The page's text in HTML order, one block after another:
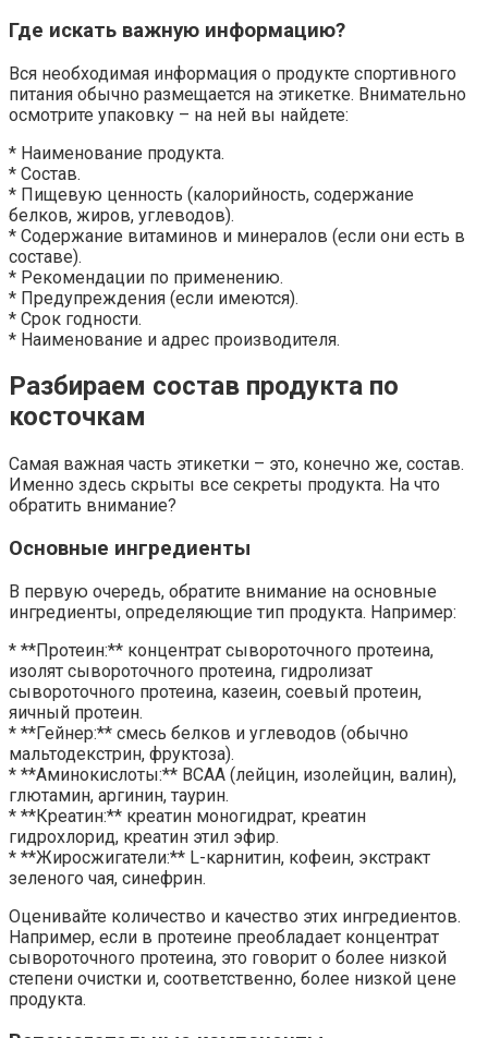
Где искать важную информацию?
Вся необходимая информация о продукте спортивного
питания обычно размещается на этикетке. Внимательно
осмотрите упаковку – на ней вы найдете:
* Наименование продукта.
* Состав.
* Пищевую ценность (калорийность, содержание
белков, жиров, углеводов).
* Содержание витаминов и минералов (если они есть в
составе).
* Рекомендации по применению.
* Предупреждения (если имеются).
* Срок годности.
* Наименование и адрес производителя.
Разбираем состав продукта по
косточкам
Самая важная часть этикетки – это, конечно же, состав.
Именно здесь скрыты все секреты продукта. На что
обратить внимание?
Основные ингредиенты
В первую очередь, обратите внимание на основные
ингредиенты, определяющие тип продукта. Например:
* **Протеин:** концентрат сывороточного протеина,
изолят сывороточного протеина, гидролизат
сывороточного протеина, казеин, соевый протеин,
яичный протеин.
* **Гейнер:** смесь белков и углеводов (обычно
мальтодекстрин, фруктоза).
* **Аминокислоты:** BCAA (лейцин, изолейцин, валин),
глютамин, аргинин, таурин.
* **Креатин:** креатин моногидрат, креатин
гидрохлорид, креатин этил эфир.
* **Жиросжигатели:** L-карнитин, кофеин, экстракт
зеленого чая, синефрин.
Оценивайте количество и качество этих ингредиентов.
Например, если в протеине преобладает концентрат
сывороточного протеина, это говорит о более низкой
степени очистки и, соответственно, более низкой цене
продукта.